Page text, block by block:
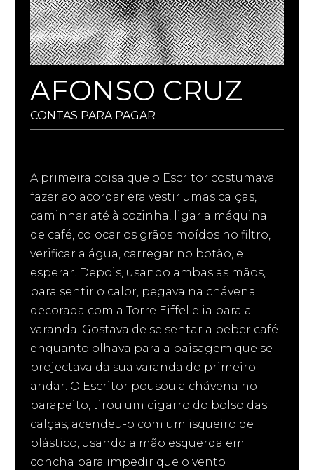
AFONSO CRUZ
CONTAS PARA PAGAR
A primeira coisa que o Escritor costumava
fazer ao acordar era vestir umas calças,
caminhar até à cozinha, ligar a máquina
de café, colocar os grãos moídos no filtro,
verificar a água, carregar no botão, e
esperar. Depois, usando ambas as mãos,
para sentir o calor, pegava na chávena
decorada com a Torre Eiffel e ia para a
varanda. Gostava de se sentar a beber café
enquanto olhava para a paisagem que se
projectava da sua varanda do primeiro
andar. O Escritor pousou a chávena no
parapeito, tirou um cigarro do bolso das
calças, acendeu-o com um isqueiro de
plástico, usando a mão esquerda em
concha para impedir que o vento